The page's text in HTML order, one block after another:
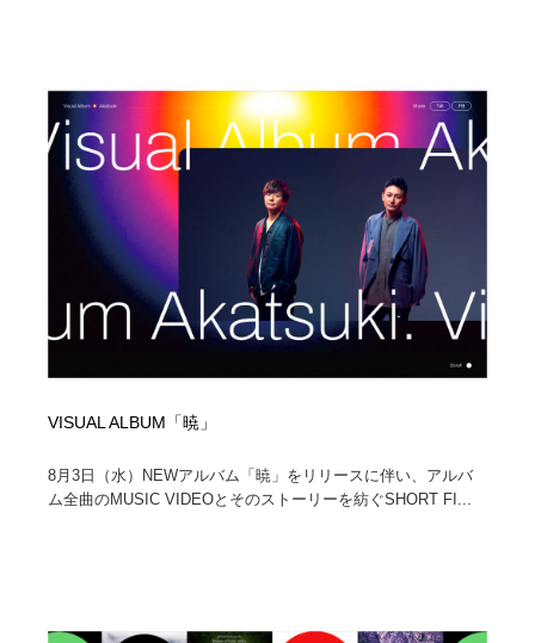
VISUAL ALBUM「暁」
8月3日（水）NEWアルバム「暁」をリリースに伴い、アルバ
ム全曲のMUSIC VIDEOとそのストーリーを紡ぐSHORT FI...